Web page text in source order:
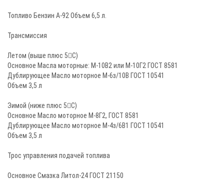
Топливо Бензин А-92 Объем 6,5 л.
Трансмиссия
Летом (выше плюс 5С)
Основное Масла моторные: М-10В2 или М-10Г2 ГОСТ 8581
Дублирующее Масло моторное М-6з/10В ГОСТ 10541
Объем 3,5 л
Зимой (ниже плюс 5С)
Основное Масло моторное М-8Г2, ГОСТ 8581
Дублирующее Масло моторное М-4з/6В1 ГОСТ 10541
Объем 3,5 л
Трос управления подачей топлива
Основное Смазка Литол-24 ГОСТ 21150